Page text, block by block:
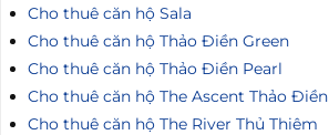
Cho thuê căn hộ Sala
Cho thuê căn hộ Thảo Điền Green
Cho thuê căn hộ Thảo Điền Pearl
Cho thuê căn hộ The Ascent Thảo Điền
Cho thuê căn hộ The River Thủ Thiêm